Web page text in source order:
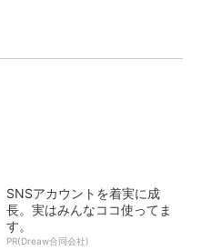
SNSアカウントを着実に成
長。実はみんなココ使ってま
す。
PR(Dreaw合同会社)